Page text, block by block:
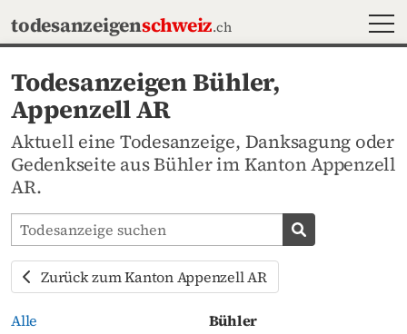
todesanzeigenschweiz.ch
Todesanzeigen Bühler,
Appenzell AR
Aktuell eine Todesanzeige, Danksagung oder
Gedenkseite aus Bühler im Kanton Appenzell
AR.
Todesanzeigen-Portal durchsuchen
Todesanzeige
Zurück zum Kanton Appenzell AR
Alle
Bühler